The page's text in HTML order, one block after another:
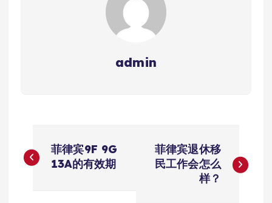
admin
章
菲律宾9F 9G
13A的有效期
菲律宾退休移
民工作会怎么
样？